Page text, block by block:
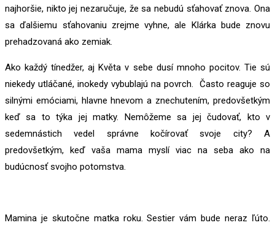
najhoršie, nikto jej nezaručuje, že sa nebudú sťahovať znova. Ona
sa ďalšiemu sťahovaniu zrejme vyhne, ale Klárka bude znovu
prehadzovaná ako zemiak.
Ako každý tínedžer, aj Květa v sebe dusí mnoho pocitov. Tie sú
niekedy utláčané, inokedy vybublajú na povrch. Často reaguje so
silnými emóciami, hlavne hnevom a znechutením, predovšetkým
keď sa to týka jej matky. Nemôžeme sa jej čudovať, kto v
sedemnástich vedel správne kočírovať svoje city? A
predovšetkým, keď vaša mama myslí viac na seba ako na
budúcnosť svojho potomstva.
Mamina je skutočne matka roku. Sestier vám bude neraz ľúto.